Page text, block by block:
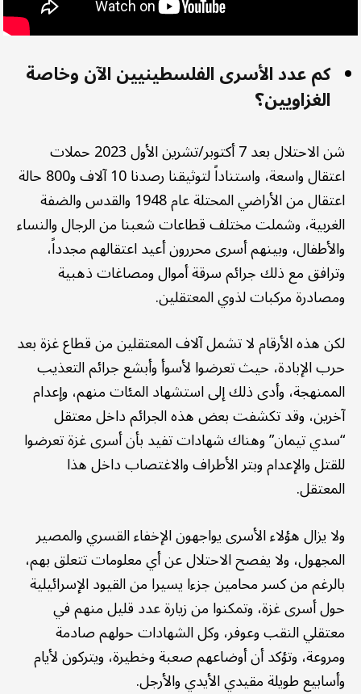
كم عدد الأسرى الفلسطينيين الآن وخاصة
الغزاويين؟
شن الاحتلال بعد 7 أكتوبر/تشرين الأول 2023 حملات
اعتقال واسعة، واستناداً لتوثيقنا رصدنا 10 آلاف و800 حالة
اعتقال من الأراضي المحتلة عام 1948 والقدس والضفة
الغربية، وشملت مختلف قطاعات شعبنا من الرجال والنساء
والأطفال، وبينهم أسرى محررون أعيد اعتقالهم مجدداً،
وترافق مع ذلك جرائم سرقة أموال ومصاغات ذهبية
ومصادرة مركبات لذوي المعتقلين.
لكن هذه الأرقام لا تشمل آلاف المعتقلين من قطاع غزة بعد
حرب الإبادة، حيث تعرضوا لأسوأ وأبشع جرائم التعذيب
الممنهجة، وأدى ذلك إلى استشهاد المئات منهم، وإعدام
آخرين، وقد تكشفت بعض هذه الجرائم داخل معتقل
“سدي تيمان” وهناك شهادات تفيد بأن أسرى غزة تعرضوا
للقتل والإعدام وبتر الأطراف والاغتصاب داخل هذا
المعتقل.
ولا يزال هؤلاء الأسرى يواجهون الإخفاء القسري والمصير
المجهول، ولا يفصح الاحتلال عن أي معلومات تتعلق بهم،
بالرغم من كسر محامين جزءا يسيرا من القيود الإسرائيلية
حول أسرى غزة، وتمكنوا من زيارة عدد قليل منهم في
معتقلي النقب وعوفر، وكل الشهادات حولهم صادمة
ومروعة، وتؤكد أن أوضاعهم صعبة وخطيرة، ويتركون لأيام
وأسابيع طويلة مقيدي الأيدي والأرجل.